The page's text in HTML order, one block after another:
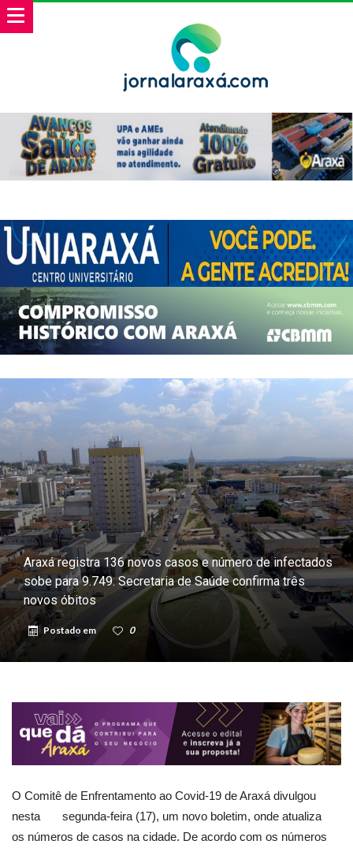
Araxá registra 136 novos casos e número de infectados
sobe para 9.749. Secretaria de Saúde confirma três
novos óbitos
Postado em 0
O Comitê de Enfrentamento ao Covid-19 de Araxá divulgou
nesta segunda-feira (17), um novo boletim, onde atualiza
os números de casos na cidade. De acordo com os números